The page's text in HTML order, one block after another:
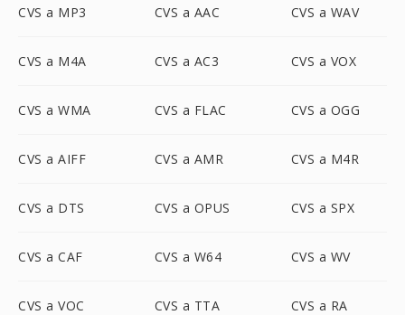
CVS a MP3 CVS a AAC CVS a WAV
CVS a M4A CVS a AC3 CVS a VOX
CVS a WMA CVS a FLAC CVS a OGG
CVS a AIFF CVS a AMR CVS a M4R
CVS a DTS CVS a OPUS CVS a SPX
CVS a CAF CVS a W64 CVS a WV
CVS a VOC CVS a TTA CVS a RA